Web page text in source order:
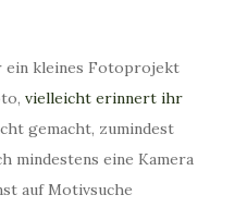
ein kleines Fotoprojekt
vielleicht erinnert ihr
gemacht, zumindest
mindestens eine Kamera
auf Motivsuche